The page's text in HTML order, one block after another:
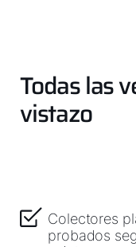
Todas las
vistazo
Colectores
probados